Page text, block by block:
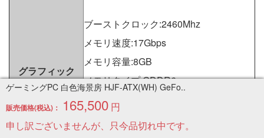
グラフィック
ブーストクロック:2460Mhz
メモリ速度:17Gbps
メモリ容量:8GB
メモリタイプ:GDDR6
バス帯域幅:128bit
PCI-EXPRESS:4.0
ゲーミングPC 白色海景房 HJF-ATX(WH) GeFo..
販売価格(税込)： 165,500 円
申し訳ございませんが、只今品切れ中です。